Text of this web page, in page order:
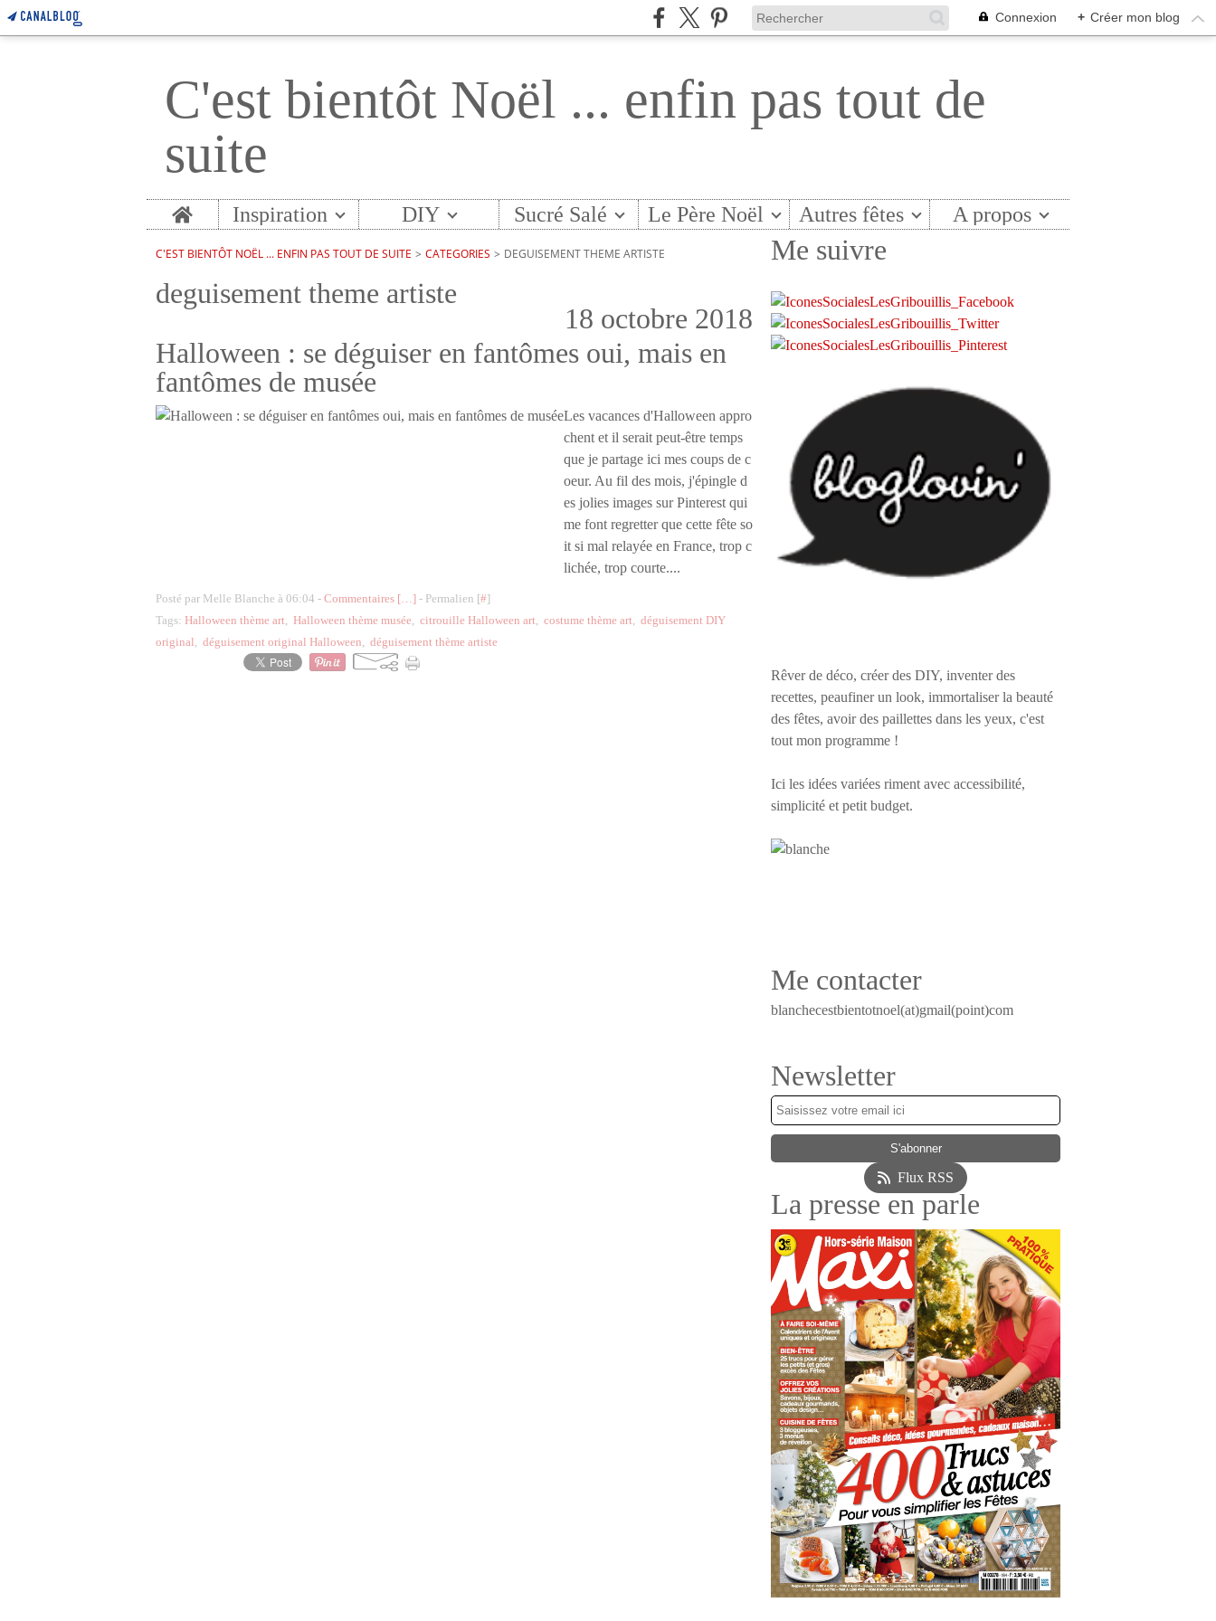
Connexion + Créer mon blog
C'est bientôt Noël ... enfin pas tout de
suite
Home Inspiration DIY Sucré Salé Le Père Noël Autres fêtes A propos
C'EST BIENTÔT NOËL ... ENFIN PAS TOUT DE SUITE > CATEGORIES > DEGUISEMENT THEME ARTISTE
deguisement theme artiste
18 octobre 2018
Halloween : se déguiser en fantômes oui, mais en
fantômes de musée
Les vacances d'Halloween appro
chent et il serait peut-être temps
que je partage ici mes coups de c
oeur. Au fil des mois, j'épingle d
es jolies images sur Pinterest qui
me font regretter que cette fête so
it si mal relayée en France, trop c
lichée, trop courte....
Posté par Melle Blanche à 06:04 - Commentaires […] - Permalien [#]
Tags: Halloween thème art, Halloween thème musée, citrouille Halloween art, costume thème art, déguisement DIY
original, déguisement original Halloween, déguisement thème artiste
Me suivre
Rêver de déco, créer des DIY, inventer des
recettes, peaufiner un look, immortaliser la beauté
des fêtes, avoir des paillettes dans les yeux, c'est
tout mon programme !
Ici les idées variées riment avec accessibilité,
simplicité et petit budget.
Me contacter
blanchecestbientotnoel(at)gmail(point)com
Newsletter
Flux RSS
La presse en parle